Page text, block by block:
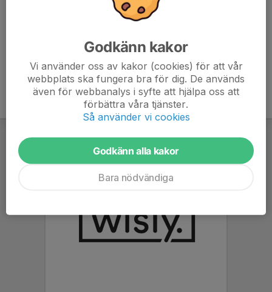
Godkänn kakor
Vi använder oss av kakor (cookies) för att vår
webbplats ska fungera bra för dig. De används
även för webbanalys i syfte att hjälpa oss att
förbättra våra tjänster.
Så använder vi cookies
Godkänn alla kakor
Bara nödvändiga